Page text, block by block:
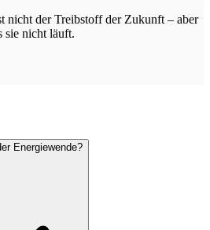
nicht der Treibstoff der Zukunft – aber
sie nicht läuft.
Energiewende?